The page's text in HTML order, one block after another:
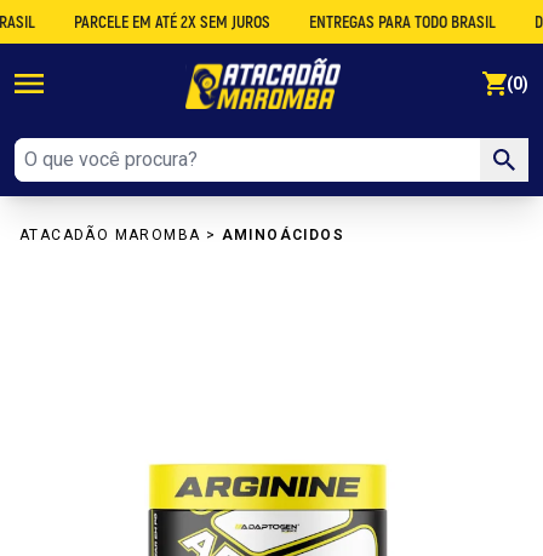
PARCELE EM ATÉ 2X SEM JUROS ENTREGAS PARA TODO BRASIL
(0)
ATACADÃO MAROMBA > AMINOÁCIDOS